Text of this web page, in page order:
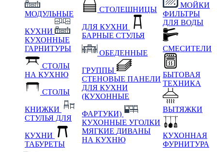
МОДУЛЬНЫЕ
КУХНИ
КУХОННЫЕ
ГАРНИТУРЫ
СТОЛЫ
НА КУХНЮ
СТОЛЫ
КНИЖКИ
СТУЛЬЯ ДЛЯ
КУХНИ
ТАБУРЕТЫ
СТОЛЕШНИЦЫ
ДЛЯ КУХНИ
БАРНЫЕ СТУЛЬЯ
ОБЕДЕННЫЕ
ГРУППЫ
СТЕНОВЫЕ ПАНЕЛИ
ДЛЯ КУХНИ
(КУХОННЫЕ
ФАРТУКИ)
КУХОННЫЕ УГОЛКИ
МЯГКИЕ ДИВАНЫ
НА КУХНЮ
МОЙКИ
ФИЛЬТРЫ
ДЛЯ ВОДЫ
СМЕСИТЕЛИ
БЫТОВАЯ
ТЕХНИКА
ВЫТЯЖКИ
КУХОННАЯ
ФУРНИТУРА